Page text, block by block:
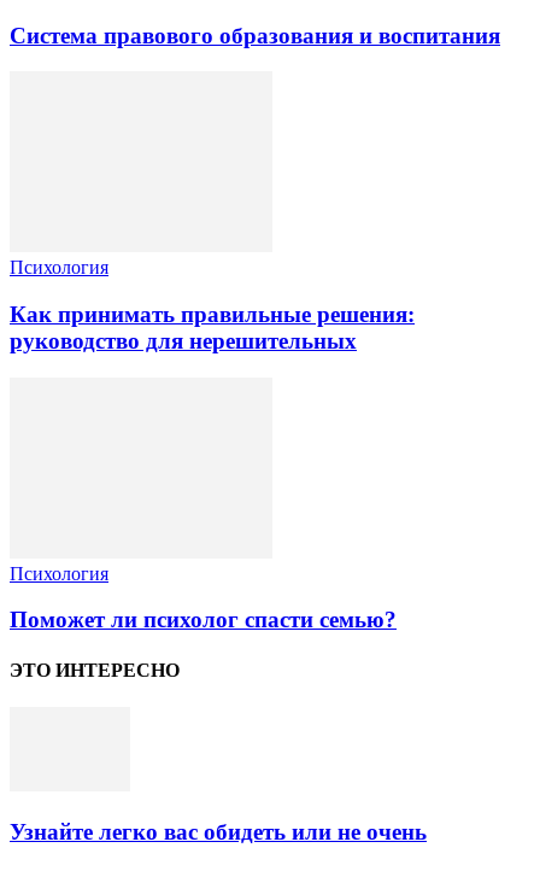
Система правового образования и воспитания
Психология
Как принимать правильные решения:
руководство для нерешительных
Психология
Поможет ли психолог спасти семью?
ЭТО ИНТЕРЕСНО
Узнайте легко вас обидеть или не очень